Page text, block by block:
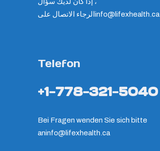
الرجاء الاتصال علىinfo@lifexhealth.ca
Telefon
+1-778-321-5040
Bei Fragen wenden Sie sich bitte
aninfo@lifexhealth.ca